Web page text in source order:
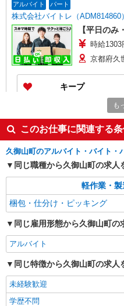
アルバイト パート
株式会社バイトレ（ADM814860）
【平日の
時給1303
京都府久
キープ
株式会社バイトレ（ADM818002
時給1272
京都府久
キープ
アルバイト パート
久しぶりの
京都府
も
このお仕事に関連する
久御山町のアルバイト・バイト・
同じ職種から久御山町の求人
軽作業・
梱包・仕分け・ピッキング
同じ雇用形態から久御山町の
アルバイト
同じ特徴から久御山町の求人
未経験歓迎
学歴不問